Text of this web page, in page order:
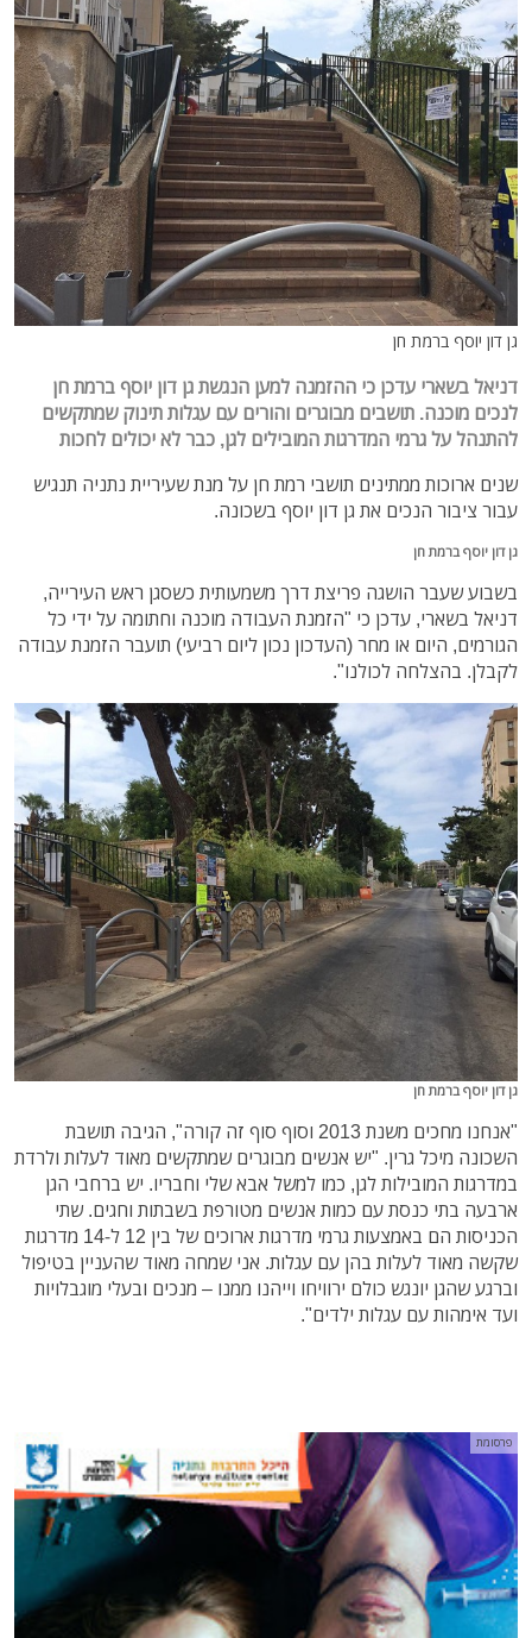
גן דון יוסף ברמת חן
דניאל בשארי עדכן כי ההזמנה למען הנגשת גן דון יוסף ברמת חן
לנכים מוכנה. תושבים מבוגרים והורים עם עגלות תינוק שמתקשים
להתנהל על גרמי המדרגות המובילים לגן, כבר לא יכולים לחכות
שנים ארוכות ממתינים תושבי רמת חן על מנת שעיריית נתניה תנגיש
עבור ציבור הנכים את גן דון יוסף בשכונה.
גן דון יוסף ברמת חן
בשבוע שעבר הושגה פריצת דרך משמעותית כשסגן ראש העירייה,
דניאל בשארי, עדכן כי "הזמנת העבודה מוכנה וחתומה על ידי כל
הגורמים, היום או מחר (העדכון נכון ליום רביעי) תועבר הזמנת עבודה
לקבלן. בהצלחה לכולנו".
גן דון יוסף ברמת חן
"אנחנו מחכים משנת 2013 וסוף סוף זה קורה", הגיבה תושבת
השכונה מיכל גרין. "יש אנשים מבוגרים שמתקשים מאוד לעלות ולרדת
במדרגות המובילות לגן, כמו למשל אבא שלי וחבריו. יש ברחבי הגן
ארבעה בתי כנסת עם כמות אנשים מטורפת בשבתות וחגים. שתי
הכניסות הם באמצעות גרמי מדרגות ארוכים של בין 12 ל-14 מדרגות
שקשה מאוד לעלות בהן עם עגלות. אני שמחה מאוד שהעניין בטיפול
וברגע שהגן יונגש כולם ירוויחו וייהנו ממנו – מנכים ובעלי מוגבלויות
ועד אימהות עם עגלות ילדים".
פרסומת